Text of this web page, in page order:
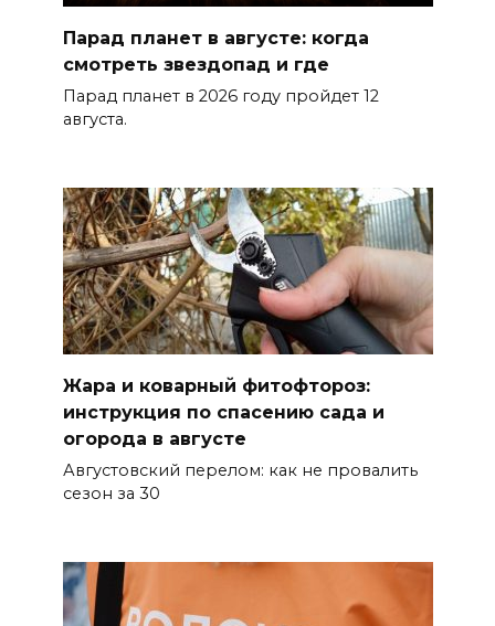
районе супруги отметили
благодатную свадьбу
07 августа 2026 10:17
начала 2026 года выдворено
более 5900 мигрантов
07 августа 2026 10:00
На Дону проходит месячник
диспансеризации для людей
от 65 лет
07 августа 2026 09:01
Семеро погибших: за сутки на
Сотни БПЛА подавили над
Парад планет в августе: когда
смотреть звездопад и где
Парад планет в 2026 году пройдет 12
августа.
Жара и коварный фитофтороз:
инструкция по спасению сада и
огорода в августе
Августовский перелом: как не провалить
сезон за 30